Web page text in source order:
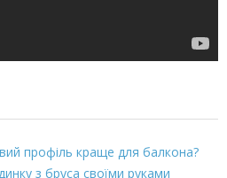
профіль краще для балкона?
з бруса своїми руками